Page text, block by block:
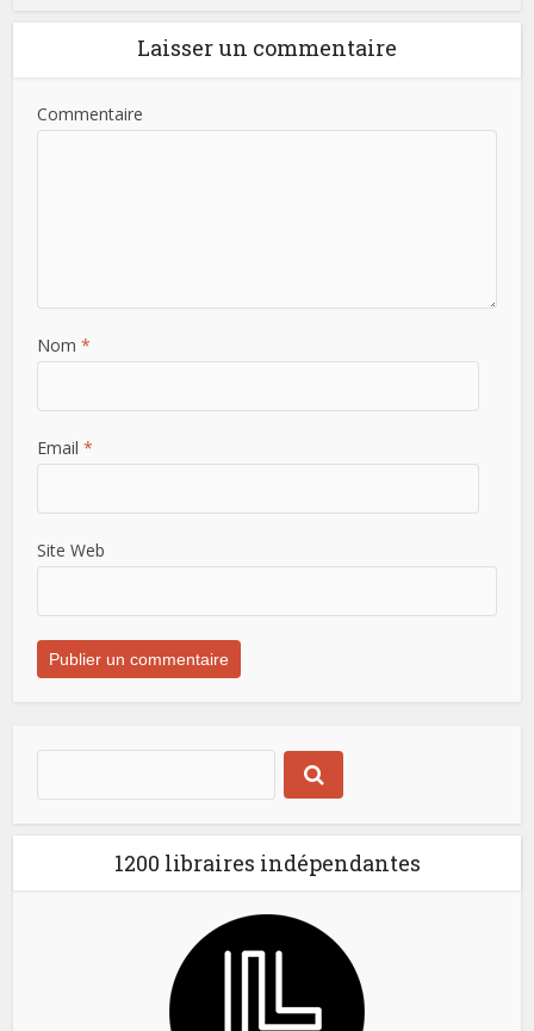
Laisser un commentaire
Commentaire
Nom *
Email *
Site Web
1200 libraires indépendantes